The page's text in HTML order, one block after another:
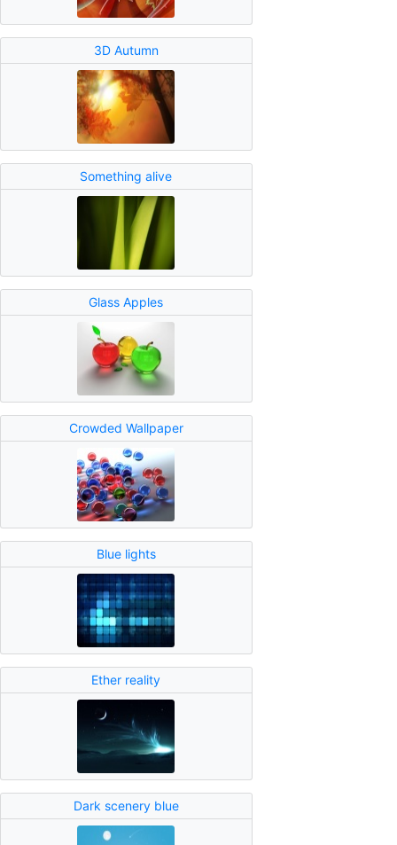
3D Autumn
Something alive
Glass Apples
Crowded Wallpaper
Blue lights
Ether reality
Dark scenery blue